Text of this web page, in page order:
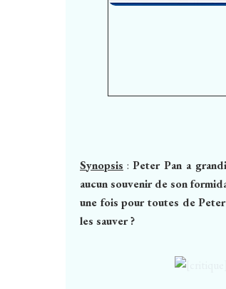
Synopsis :Peter Pan a
aucun souvenir de son
une fois pour toutes de
les sauver ?